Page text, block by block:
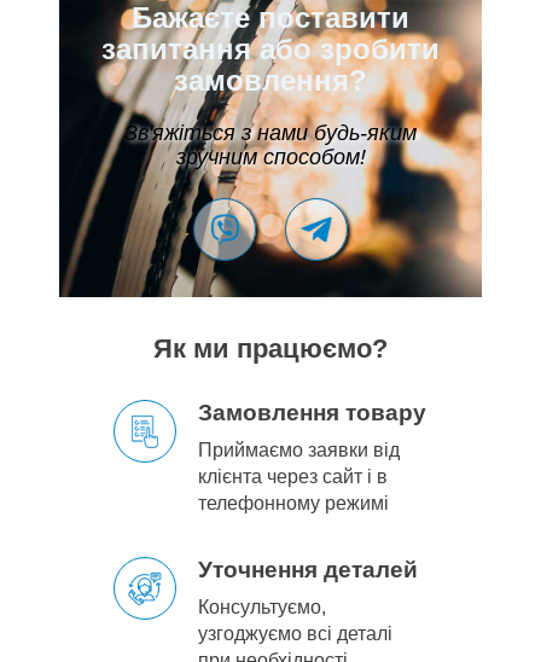
Бажаєте поставити
запитання або зробити
замовлення?
Зв'яжіться з нами будь-яким
зручним способом!
Як ми працюємо?
Замовлення товару
Приймаємо заявки від
клієнта через сайт і в
телефонному режимі
Уточнення деталей
Консультуємо,
узгоджуємо всі деталі